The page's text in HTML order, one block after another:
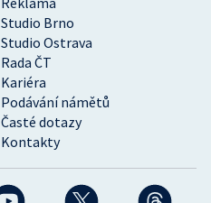
Studio Brno
Studio Ostrava
Rada ČT
Kariéra
Podávání námětů
Časté dotazy
Kontakty